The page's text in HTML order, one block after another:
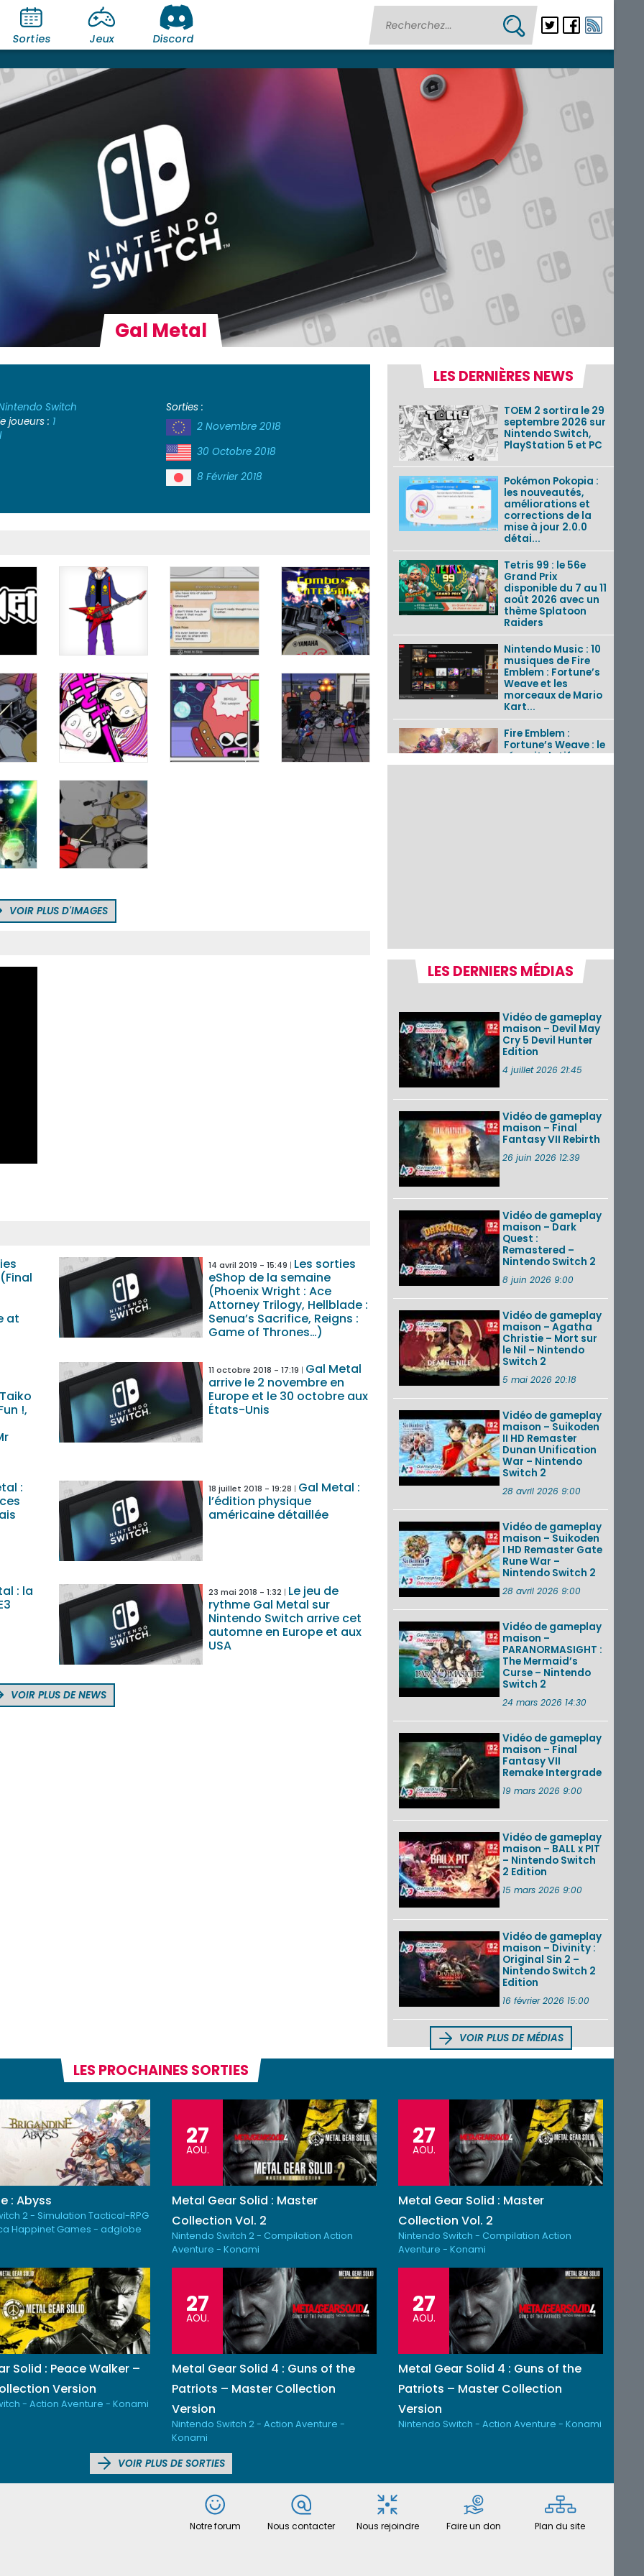
Sorties Jeux Discord
Gal Metal
Switch
joueurs : 1
Sorties :
2 Novembre 2018
30 Octobre 2018
8 Février 2018
VOIR PLUS D'IMAGES
at
14 avril 2019 - 15:49
Les sorties
eShop de la semaine
(Phoenix Wright : Ace
Attorney Trilogy, Hellblade :
Senua’s Sacrifice, Reigns :
Game of Thrones…)
!,
11 octobre 2018 - 17:19
Gal Metal
arrive le 2 novembre en
Europe et le 30 octobre aux
États-Unis
:
18 juillet 2018 - 19:28
Gal Metal :
l’édition physique
américaine détaillée
: la
23 mai 2018 - 1:32
Le jeu de
rythme Gal Metal sur
Nintendo Switch arrive cet
automne en Europe et aux
USA
VOIR PLUS DE NEWS
LES DERNIÈRES NEWS
TOEM 2 sortira le 29
septembre 2026 sur
Nintendo Switch,
PlayStation 5 et PC
Pokémon Pokopia :
les nouveautés,
améliorations et
corrections de la
mise à jour 2.0.0
détai...
Tetris 99 : le 56e
Grand Prix
disponible du 7 au 11
août 2026 avec un
thème Splatoon
Raiders
Nintendo Music : 10
musiques de Fire
Emblem : Fortune’s
Weave et les
morceaux de Mario
Kart...
Fire Emblem :
Fortune’s Weave : le
récapitulatif
complet du Direct,
Les sorties eShop de
la semaine 31 de
2026 (Xenoblade
Edit...
Une édition
physique japonaise
de Stray Children
sur Nintendo Switch
décembre ...
Nintendo Music :
des musiques de
cinq jeux Virtual Boy
et de nouveaux
VOIR PLUS DE NEWS
LES DERNIERS MÉDIAS
Vidéo de gameplay
maison – Devil May
Cry 5 Devil Hunter
Edition
4 juillet 2026 21:45
Vidéo de gameplay
maison – Final
Fantasy VII Rebirth
26 juin 2026 12:39
Vidéo de gameplay
maison – Dark
Quest :
Remastered –
Nintendo Switch 2
8 juin 2026 9:00
Vidéo de gameplay
maison – Agatha
Christie – Mort sur
le Nil – Nintendo
Switch 2
5 mai 2026 20:18
Vidéo de gameplay
maison – Suikoden
II HD Remaster
Dunan Unification
War – Nintendo
Switch 2
28 avril 2026 9:00
Vidéo de gameplay
maison – Suikoden
I HD Remaster Gate
Rune War –
Nintendo Switch 2
28 avril 2026 9:00
Vidéo de gameplay
maison –
PARANORMASIGHT :
The Mermaid’s
Curse – Nintendo
Switch 2
24 mars 2026 14:30
Vidéo de gameplay
maison – Final
Fantasy VII
Remake Intergrade
19 mars 2026 9:00
Vidéo de gameplay
maison – BALL x PIT
– Nintendo Switch
2 Edition
15 mars 2026 9:00
Vidéo de gameplay
maison – Divinity :
Original Sin 2 –
Nintendo Switch 2
Edition
16 février 2026 15:00
VOIR PLUS DE MÉDIAS
LES PROCHAINES SORTIES
: Abyss
2 - Simulation Tactical-RPG
Happinet Games - adglobe
27
AOU.
Metal Gear Solid : Master
Collection Vol. 2
Nintendo Switch 2 - Compilation Action
Aventure - Konami
27
AOU.
Metal Gear Solid : Master
Collection Vol. 2
Nintendo Switch - Compilation Action
Aventure - Konami
Solid : Peace Walker –
Version
- Action Aventure - Konami
27
AOU.
Metal Gear Solid 4 : Guns of the
Patriots – Master Collection
Version
Nintendo Switch 2 - Action Aventure -
Konami
27
AOU.
Metal Gear Solid 4 : Guns of the
Patriots – Master Collection
Version
Nintendo Switch - Action Aventure - Konami
VOIR PLUS DE SORTIES
Notre forum Nous contacter Nous rejoindre Faire un don Plan du site